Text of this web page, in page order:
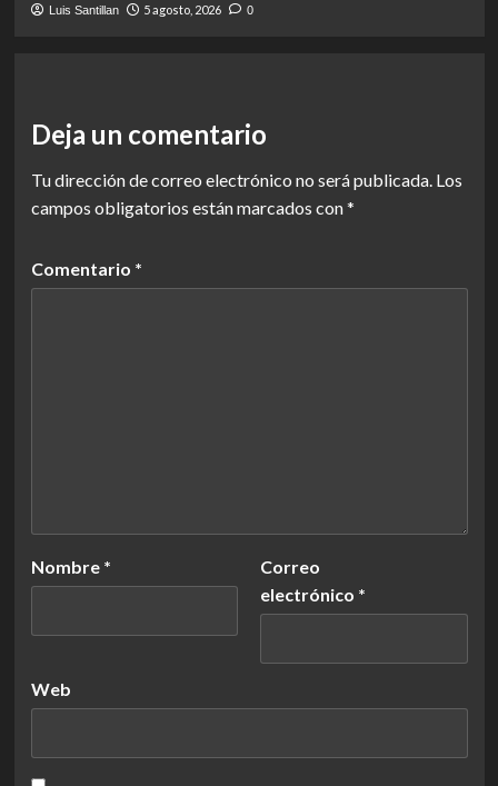
Luis Santillan 5 agosto, 2026 0
Deja un comentario
Tu dirección de correo electrónico no será publicada. Los
campos obligatorios están marcados con*
Comentario *
Nombre *
Correo
electrónico *
Web